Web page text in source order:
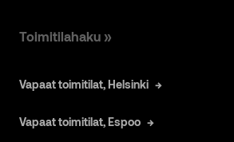
Toimitilahaku »
Vapaat toimitilat, Helsinki
Vapaat toimitilat, Espoo